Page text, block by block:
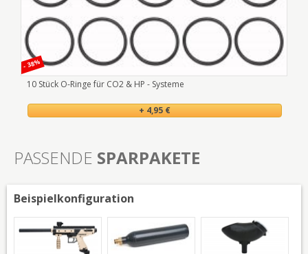
- 38%
10 Stück O-Ringe für CO2 & HP - Systeme
+ 4,95 €
PASSENDE SPARPAKETE
Beispielkonfiguration